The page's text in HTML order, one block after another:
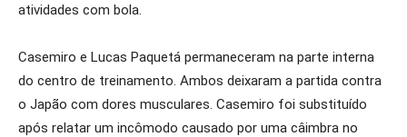
atividades com bola.
Casemiro e Lucas Paquetá permaneceram na parte interna
do centro de treinamento. Ambos deixaram a partida contra
o Japão com dores musculares. Casemiro foi substituído
após relatar um incômodo causado por uma câimbra no